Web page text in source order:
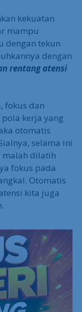
kekuatan
mampu
dengan tekun
dengan
rentang atensi
fokus dan
kerja yang
otomatis
selama ini
malah dilatih
fokus pada
Otomatis
kita juga